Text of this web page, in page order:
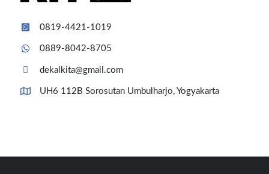
0819-4421-1019
0889-8042-8705
dekalkita@gmail.com
UH6 112B Sorosutan Umbulharjo, Yogyakarta